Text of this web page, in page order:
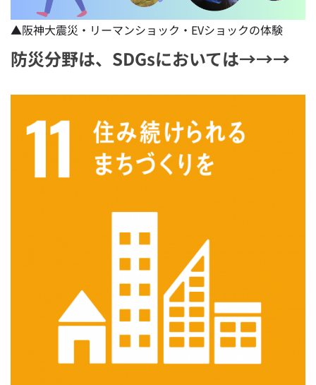
▲阪神大震災・リーマンショック・EVショックの体験
防災分野は、SDGsにおいては→→→